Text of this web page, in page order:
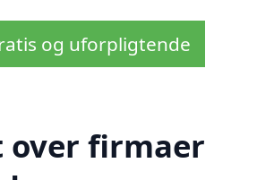
og uforpligtende
over firmaer